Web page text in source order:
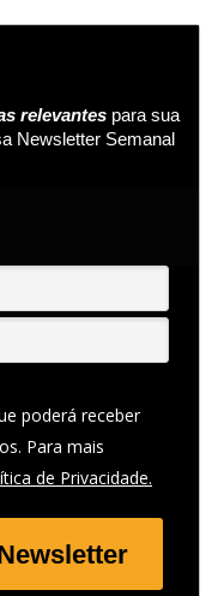
relevantes para sua
Newsletter Semanal
poderá receber
Para mais
de Privacidade.